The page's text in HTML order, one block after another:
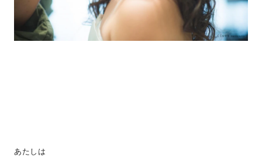
あたしは